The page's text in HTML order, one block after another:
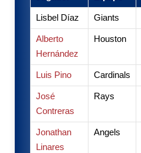
Lisbel Díaz Giants
Alberto
Hernández
Houston
Luis Pino Cardinals
José
Contreras
Rays
Jonathan
Linares
Angels